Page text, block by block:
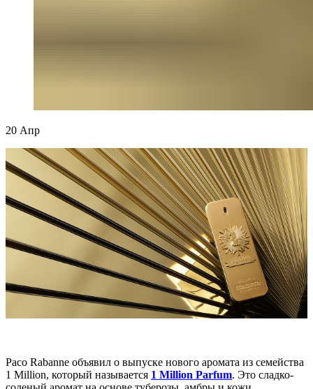
20 Апр
Paco Rabanne объявил о выпуске нового аромата из семейства
1 Million, который называется 1 Million Parfum. Это сладко-